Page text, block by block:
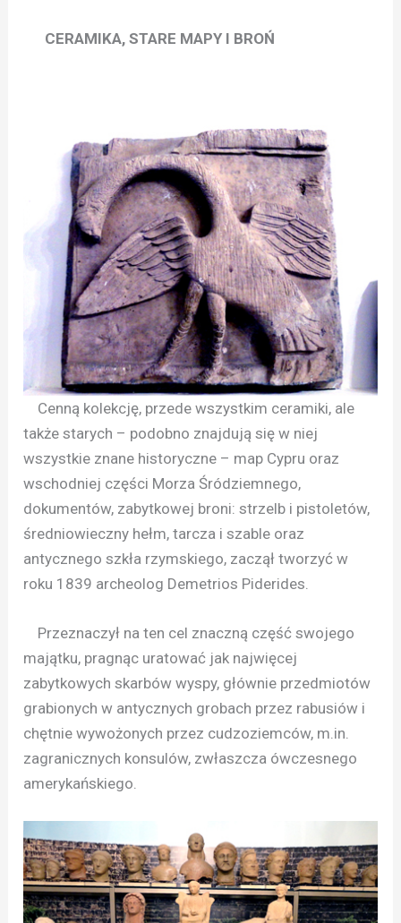
CERAMIKA, STARE MAPY I BROŃ
Cenną kolekcję, przede wszystkim ceramiki, ale
także starych – podobno znajdują się w niej
wszystkie znane historyczne – map Cypru oraz
wschodniej części Morza Śródziemnego,
dokumentów, zabytkowej broni: strzelb i pistoletów,
średniowieczny hełm, tarcza i szable oraz
antycznego szkła rzymskiego, zaczął tworzyć w
roku 1839 archeolog Demetrios Piderides.
Przeznaczył na ten cel znaczną część swojego
majątku, pragnąc uratować jak najwięcej
zabytkowych skarbów wyspy, głównie przedmiotów
grabionych w antycznych grobach przez rabusiów i
chętnie wywożonych przez cudzoziemców, m.in.
zagranicznych konsulów, zwłaszcza ówczesnego
amerykańskiego.